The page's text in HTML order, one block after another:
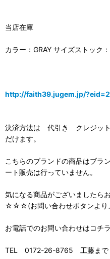
当店在庫
カラー：GRAY サイズストック：
http://faith39.jugem.jp/
決済方法は 代引き クレジッ
だけます。
こちらのブランドの商品はブラ
ート販売は行っていません。
気になる商品がございましたら
☆☆☆(お問い合わせボタンより
お電話でのお問い合わせはコチ
TEL 0172-26-8765 工藤まで